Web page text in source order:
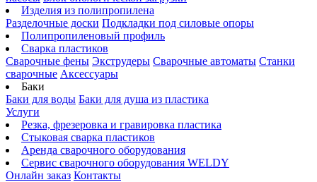
Изделия из полипропилена
Разделочные доски Подкладки под силовые опоры
Полипропиленовый профиль
Сварка пластиков
Сварочные фены Экструдеры Сварочные автоматы Станки
сварочные Аксессуары
Баки
Баки для воды Баки для душа из пластика
Услуги
Резка, фрезеровка и гравировка пластика
Стыковая сварка пластиков
Аренда сварочного оборудования
Сервис сварочного оборудования WELDY
Онлайн заказ Контакты